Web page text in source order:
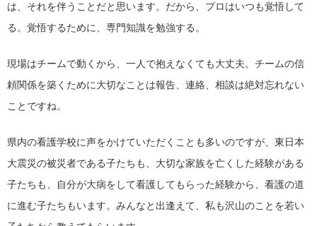
は、それを伴うことだと思います。だから、プロはいつも覚悟して
る。覚悟するために、専門知識を勉強する。
現場はチームで動くから、一人で抱えなくても大丈夫。チームの信
頼関係を築くために大切なことは報告、連絡、相談は絶対忘れない
ことですね。
県内の看護学校に声をかけていただくことも多いのですが、東日本
大震災の被災者である子たちも、大切な家族を亡くした経験がある
子たちも、自分が大病をして看護してもらった経験から、看護の道
に進む子たちもいます。みんなと出逢えて、私も沢山のことを若い